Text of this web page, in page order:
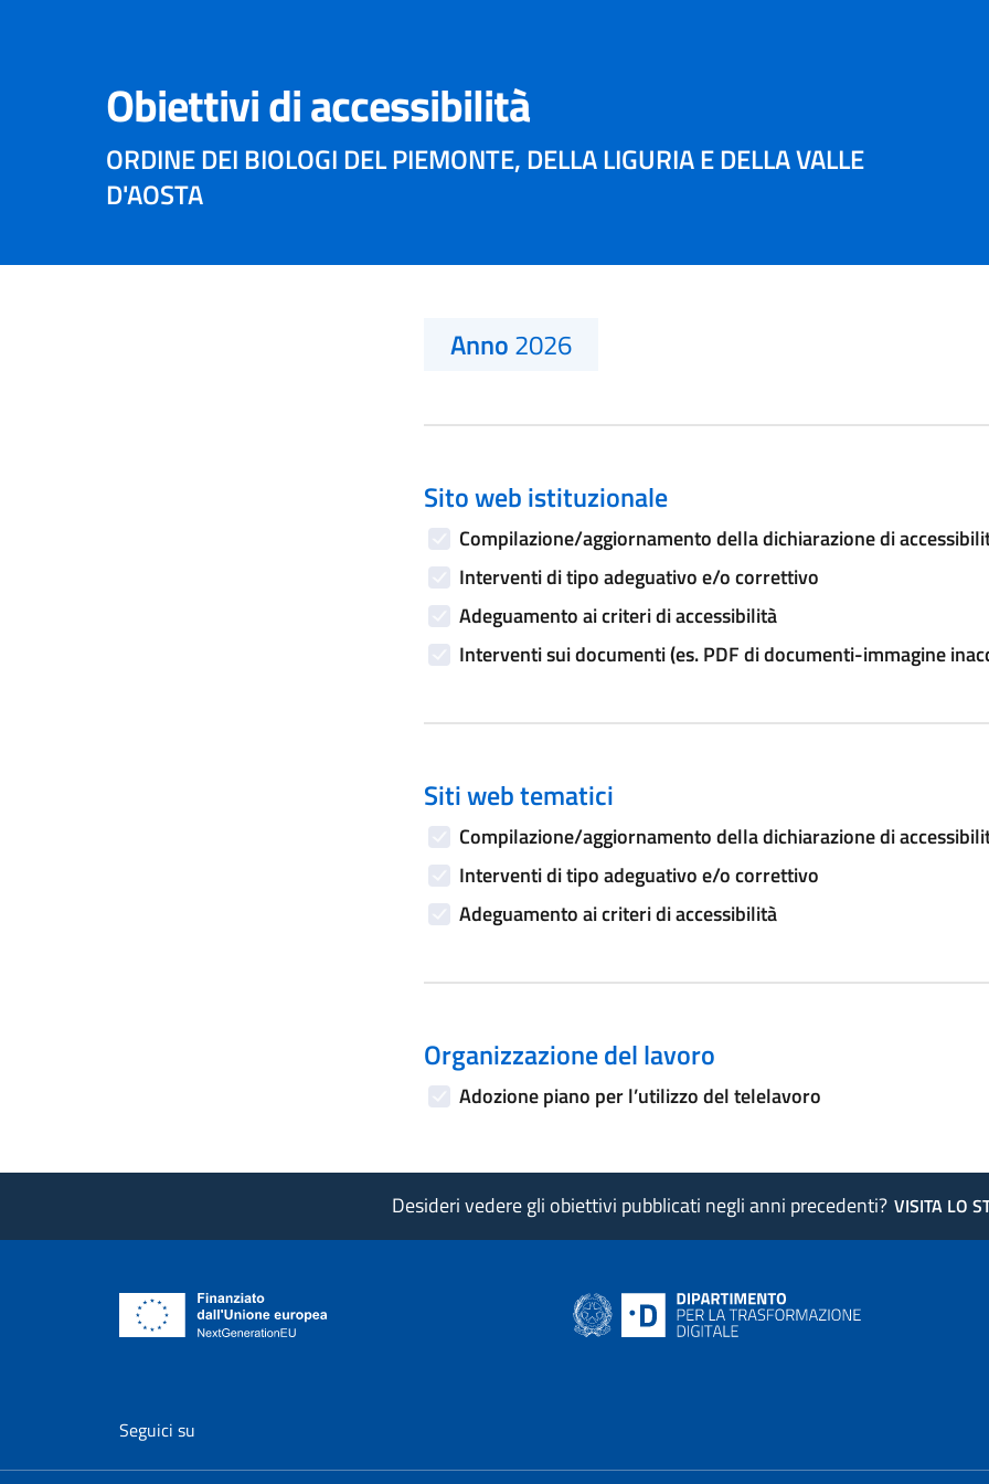
Obiettivi di accessibilità
ORDINE DEI BIOLOGI DEL PIEMONTE, DELLA LIGURIA E DELLA VALLE
D'AOSTA
Anno2026
Sito web istituzionale
Compilazione/aggiornamento della dichiarazione di
Interventi di tipo adeguativo e/o correttivo
Adeguamento ai criteri di accessibilità
Interventi sui documenti (es. PDF di documenti-immagine
Siti web tematici
Compilazione/aggiornamento della dichiarazione di
Interventi di tipo adeguativo e/o correttivo
Adeguamento ai criteri di accessibilità
Organizzazione del lavoro
Adozione piano per l’utilizzo del telelavoro
Desideri vedere gli obiettivi pubblicati negli anni precedenti? VISITA LO
Seguici su